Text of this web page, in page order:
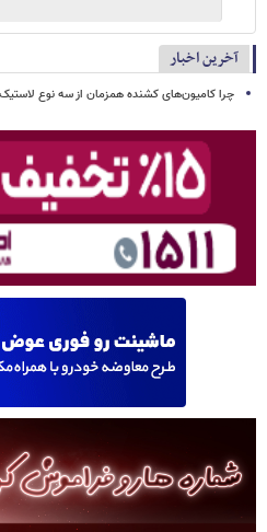
آخرین اخبار
چرا کامیون‌های کشنده همزمان از سه نوع